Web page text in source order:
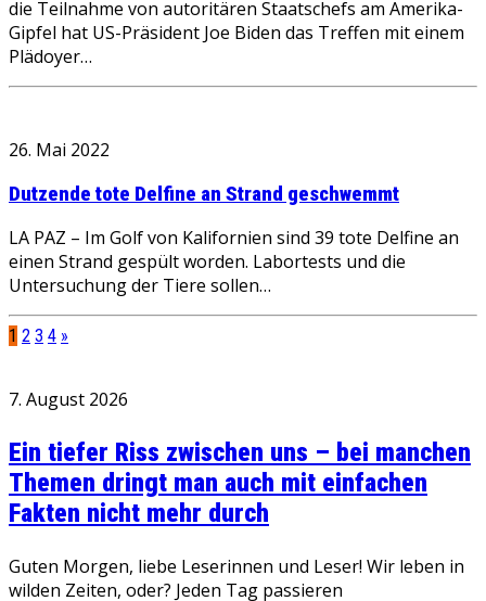
die Teilnahme von autoritären Staatschefs am Amerika-
Gipfel hat US-Präsident Joe Biden das Treffen mit einem
Plädoyer…
26. Mai 2022
Dutzende tote Delfine an Strand geschwemmt
LA PAZ – Im Golf von Kalifornien sind 39 tote Delfine an
einen Strand gespült worden. Labortests und die
Untersuchung der Tiere sollen…
1 2 3 4 »
7. August 2026
Ein tiefer Riss zwischen uns – bei manchen
Themen dringt man auch mit einfachen
Fakten nicht mehr durch
Guten Morgen, liebe Leserinnen und Leser! Wir leben in
wilden Zeiten, oder? Jeden Tag passieren